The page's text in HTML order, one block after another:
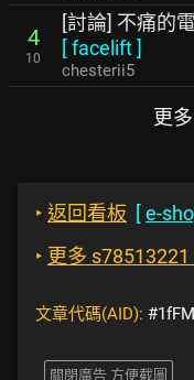
4
10
[討論] 不痛的
[facelift]
chesterii5
更
‣ 返回看板 [e-
‣ 更多 s78513221
文章代碼(AID):
關閉廣告 方便截圖